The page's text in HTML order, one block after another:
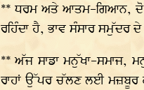
** ਧਰਮ ਅਤੇ ਆਤਮ-ਗਿਆਨ, ਦੋ
ਰਹਿੰਦਾ ਹੈ, ਭਾਵ ਸੰਸਾਰ ਸਮੁੱਦਰ
** ਅੱਜ ਸਾਡਾ ਮਨੁੱਖਾ-ਸਮਾਜ,
ਰਾਹਾਂ ਉੱਪਰ ਚੱਲਣ ਲਈ ਮਜ਼ਬੂਰ